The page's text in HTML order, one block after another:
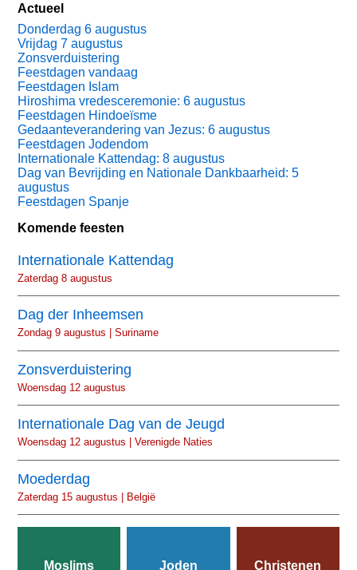
Actueel
Donderdag 6 augustus
Vrijdag 7 augustus
Zonsverduistering
Feestdagen vandaag
Feestdagen Islam
Hiroshima vredesceremonie: 6 augustus
Feestdagen Hindoeïsme
Gedaanteverandering van Jezus: 6 augustus
Feestdagen Jodendom
Internationale Kattendag: 8 augustus
Dag van Bevrijding en Nationale Dankbaarheid: 5
augustus
Feestdagen Spanje
Komende feesten
Internationale Kattendag
Zaterdag 8 augustus
Dag der Inheemsen
Zondag 9 augustus | Suriname
Zonsverduistering
Woensdag 12 augustus
Internationale Dag van de Jeugd
Woensdag 12 augustus | Verenigde Naties
Moederdag
Zaterdag 15 augustus | België
Moslims Joden Christenen